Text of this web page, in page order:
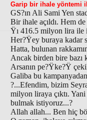
Garip bir ihale yöntemi
GS?ın Ali Sami Yen
Bir ihale açıldı. Hem
Ÿı 416.5 milyon lira ile
Her?Ÿey buraya kadar
Hatta, bulunan
Ancak birden bire bazı
Arsanın pe?Ÿke?Ÿ
Galiba bu
?...Efendim, bizim
milyon liraya çıktı.
bulmak istiyoruz...?
Allah allah... Ben hiç